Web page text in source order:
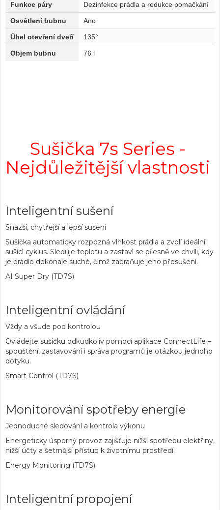
Funkce páry Dezinfekce prádla a redukce pomačkání
Osvětlení bubnu Ano
Úhel otevření dveří 135°
Objem bubnu 76 l
Sušička 7s Series -
Nejdůležitější vlastnosti
Inteligentní sušení
Snazší, chytřejší a lepší sušení
Sušička automaticky rozpozná vlhkost prádla a zvolí ideální
sušicí cyklus. Sleduje teplotu a zastaví se přesně ve chvíli, kdy
je prádlo dokonale suché, čímž zabraňuje jeho přesušení.
AI Super Dry (TD7S)
Inteligentní ovládání
Vždy a všude pod kontrolou
Ovládejte sušičku odkudkoliv pomocí aplikace ConnectLife –
spouštění, zastavování i správa programů je otázkou jednoho
dotyku.
Smart Control (TD7S)
Monitorování spotřeby energie
Jednoduché sledování a kontrola výkonu
Energeticky úsporný provoz zajišťuje nižší spotřebu elektřiny,
nižší účty a šetrnější přístup k životnímu prostředí.
Energy Monitoring (TD7S)
Inteligentní propojení